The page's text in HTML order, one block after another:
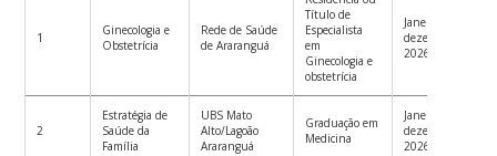
1
Ginecologia e
Obstetrícia
Rede de Saúde
de Araranguá
Título de
Especialista
em
Ginecologia e
obstetrícia
Janeiro a
dezembro
2026
2
Estratégia de
Saúde da
Família
UBS Mato
Alto/Lagoão
Araranguá
Graduação em
Medicina
Janeiro a
dezembro
2026